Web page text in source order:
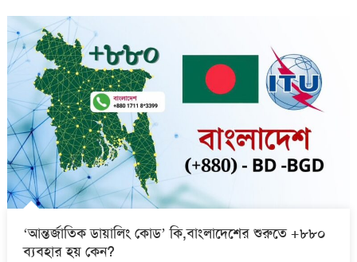
‘আন্তর্জাতিক ডায়ালিং কোড’ কি,বাংলাদেশের শুরুতে +৮৮০
ব্যবহার হয় কেন?